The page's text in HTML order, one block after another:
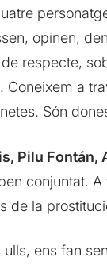
opinen,
respecte,
Coneixem a
Són
Pilu Fontán,
conjuntat.
de la
ulls, ens fan